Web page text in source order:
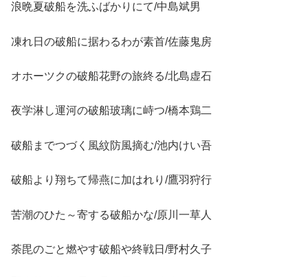
浪晩夏破船を洗ふばかりにて/中島斌男
凍れ日の破船に据わるわが素首/佐藤鬼房
オホーツクの破船花野の旅終る/北島虚石
夜学淋し運河の破船玻璃に峙つ/橋本鶏二
破船までつづく風紋防風摘む/池内けい吾
破船より翔ちて帰燕に加はれり/鷹羽狩行
苦潮のひた～寄する破船かな/原川一草人
荼毘のごと燃やす破船や終戦日/野村久子